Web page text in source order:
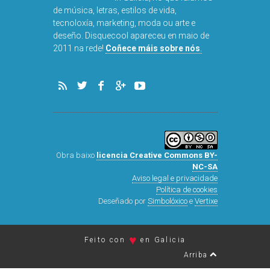
Disquecool é o primeiro
medio de tendencias made
tecnoloxía, marketing, moda ou arte e
2011 na rede!Coñece máis sobre nós.
Aviso legal e privacidade
Política de cookies